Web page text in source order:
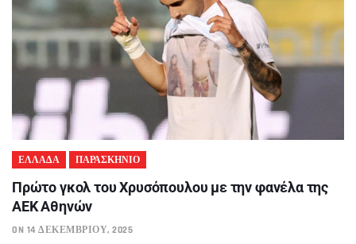
ΕΛΛΑΔΑ ΠΑΡΑΣΚΗΝΙΟ
Πρώτο γκολ του Χρυσόπουλου με την φανέλα της
ΑΕΚ Αθηνών
ON 14 ΔΕΚΕΜΒΡΊΟΥ, 2025